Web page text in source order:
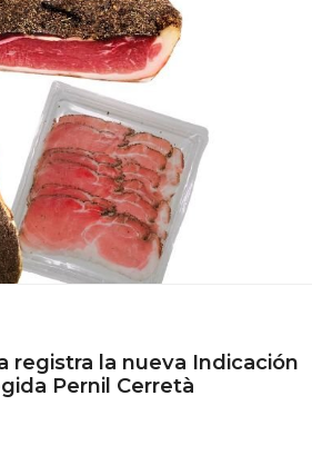
registra la nueva Indicación
Pernil Cerretà